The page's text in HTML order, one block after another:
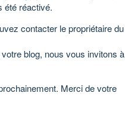
été réactivé.
contacter le propriétaire du
blog, nous vous invitons à
Merci de votre